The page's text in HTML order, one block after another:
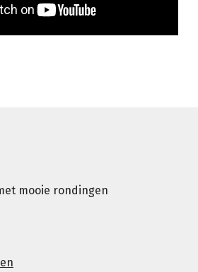
mooie rondingen